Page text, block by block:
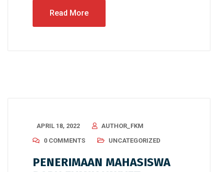
Read More
APRIL 18, 2022
AUTHOR_FKM
0 COMMENTS
UNCATEGORIZED
PENERIMAAN MAHASISWA